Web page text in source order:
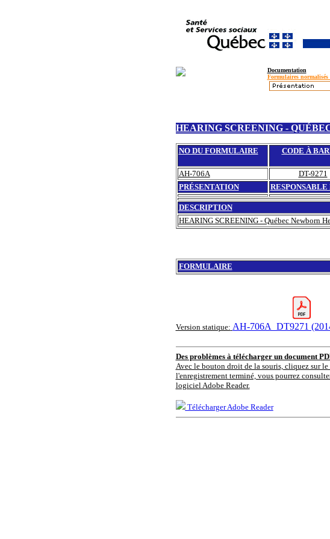
Documentation
Formulaires normalisés
HEARING SCREENING -
NO DU FORMULAIRE CODE À
AH-706A
DT-9271
PRÉSENTATION
DESCRIPTION
HEARING SCREENING - Québec Newborn
FORMULAIRE
Version statique: AH-706A_DT9271
Des problèmes à télécharger un document
Avec le bouton droit de la souris, cliquez sur
l'enregistrement terminé, vous pourrez
logiciel Adobe Reader.
Télécharger Adobe Reader